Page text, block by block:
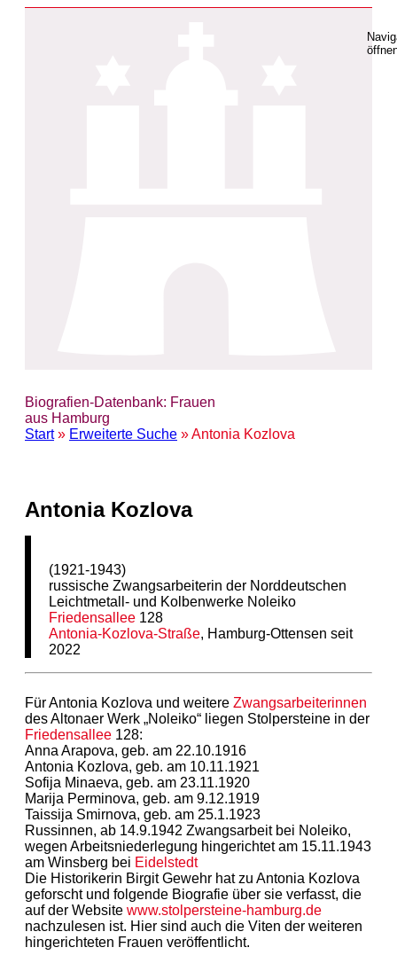
Biografien-Datenbank: Frauen
aus Hamburg
Start» Erweiterte Suche » Antonia Kozlova
Antonia Kozlova
(1921-1943)
russische Zwangsarbeiterin der Norddeutschen
Leichtmetall- und Kolbenwerke Noleiko
Friedensallee 128
Antonia-Kozlova-Straße, Hamburg-Ottensen seit
2022
Für Antonia Kozlova und weitere Zwangsarbeiterinnen
des Altonaer Werk „Noleiko“ liegen Stolpersteine in der
Friedensallee 128:
Anna Arapova, geb. am 22.10.1916
Antonia Kozlova, geb. am 10.11.1921
Sofija Minaeva, geb. am 23.11.1920
Marija Perminova, geb. am 9.12.1919
Taissija Smirnova, geb. am 25.1.1923
Russinnen, ab 14.9.1942 Zwangsarbeit bei Noleiko,
wegen Arbeitsniederlegung hingerichtet am 15.11.1943
am Winsberg bei Eidelstedt
Die Historikerin Birgit Gewehr hat zu Antonia Kozlova
geforscht und folgende Biografie über sie verfasst, die
auf der Website www.stolpersteine-hamburg.de
nachzulesen ist. Hier sind auch die Viten der weiteren
hingerichteten Frauen veröffentlicht.